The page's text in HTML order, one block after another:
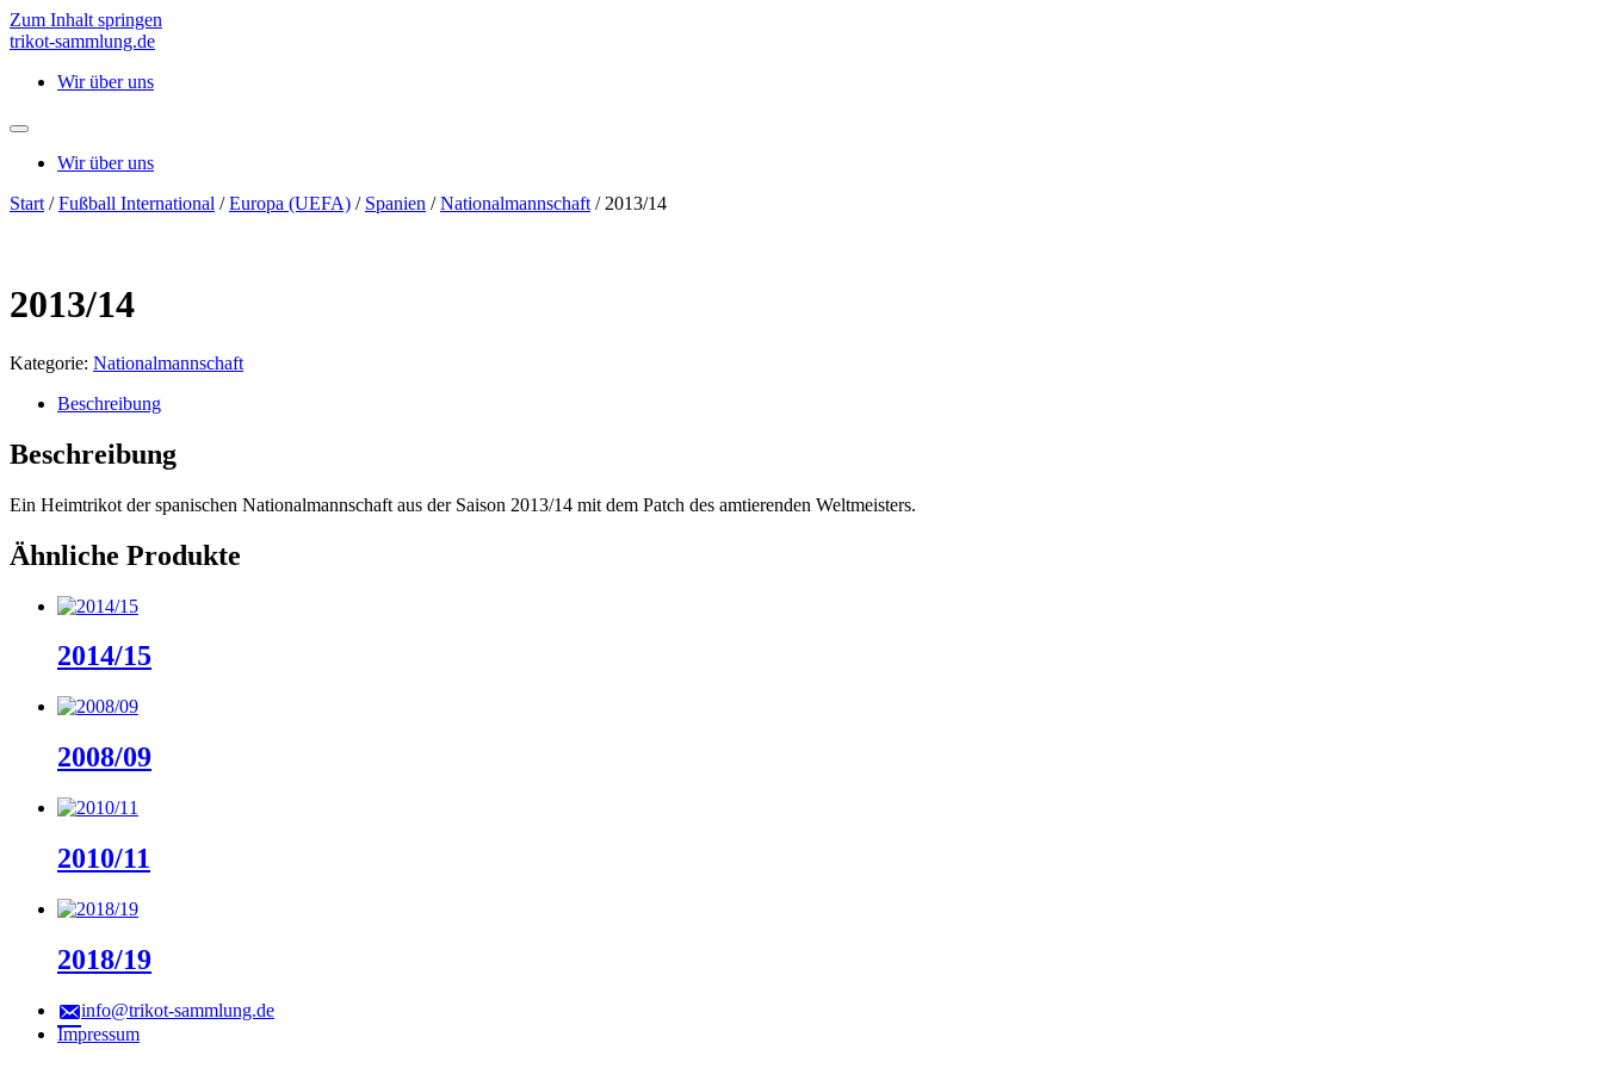
Zum Inhalt springen
trikot-sammlung.de
Wir über uns
Wir über uns
Start /Fußball International /Europa (UEFA) / Spanien /Nationalmannschaft / 2013/14
2013/14
Kategorie: Nationalmannschaft
Beschreibung
Beschreibung
Ein Heimtrikot der spanischen Nationalmannschaft aus der Saison 2013/14 mit dem Patch des amtierenden Weltmeisters.
Ähnliche Produkte
2014/15
2008/09
2010/11
2018/19
info@trikot-sammlung.de
Impressum